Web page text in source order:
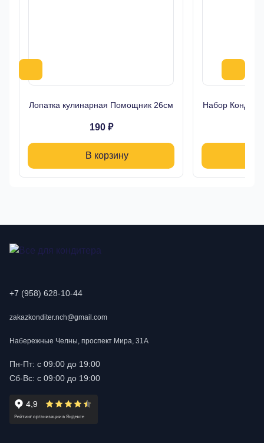
Лопатка кулинарная Помощник 26см
190 ₽
В корзину
Набор
+7 (958) 628-10-44
zakazkonditer.nch@gmail.com
Набережные Челны, проспект Мира, 31А
Пн-Пт: с 09:00 до 19:00
Сб-Вс: с 09:00 до 19:00